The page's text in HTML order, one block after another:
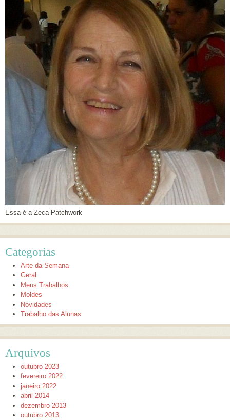
Essa é a Zeca Patchwork
Categorias
Arte da Semana
Geral
Meus Trabalhos
Moldes
Novidades
Trabalho das Alunas
Arquivos
outubro 2023
fevereiro 2022
janeiro 2022
abril 2014
dezembro 2013
outubro 2013